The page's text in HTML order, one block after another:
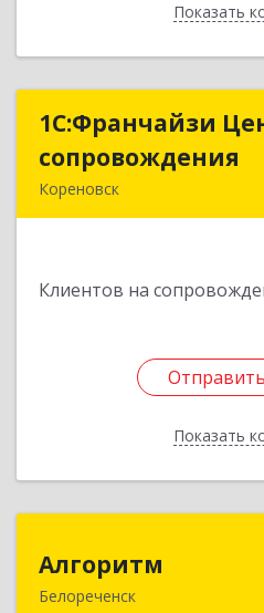
Показать
1С:Франчайзи
сопровождения
Кореновск
Клиентов на
Показать
Алгоритм
Белореченск
352630, Краснодарский